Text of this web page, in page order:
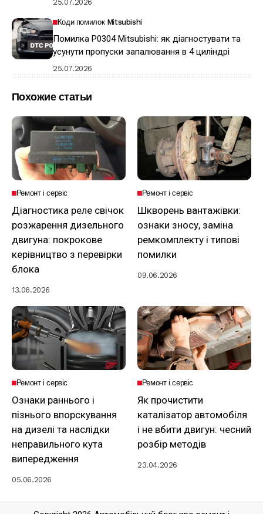
25.07.2026
Коди помилок Mitsubishi
Помилка P0304 Mitsubishi: як діагностувати та
усунути пропуски запалювання в 4 циліндрі
25.07.2026
Похожие статьи
Ремонт і сервіс
Діагностика реле свічок
розжарення дизельного
двигуна: покрокове
керівництво з перевірки
блока
13.06.2026
Ремонт і сервіс
Шкворень вантажівки:
ознаки зносу, заміна
ремкомплекту і типові
помилки
09.06.2026
Ремонт і сервіс
Ознаки раннього і
пізнього впорскування
на дизелі та наслідки
неправильного кута
випередження
05.06.2026
Ремонт і сервіс
Як прочистити
каталізатор автомобіля
і не вбити двигун: чесний
розбір методів
23.04.2026